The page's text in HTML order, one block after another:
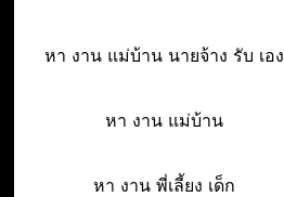
หา งาน แม่บ้าน นายจ้าง รับ เอง
หา งาน แม่บ้าน
หา งาน พี่เลี้ยง เด็ก